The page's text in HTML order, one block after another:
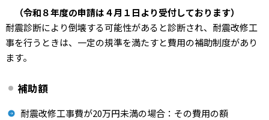
（令和８年度の申請は４月１日より受付しております）
耐震診断により倒壊する可能性があると診断され、耐震改修工
事を行うときは、一定の規準を満たすと費用の補助制度があり
ます。
補助額
耐震改修工事費が20万円未満の場合：その費用の額